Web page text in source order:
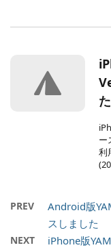
た
ー
利
PREV
Android版
スしました
NEXT
iPhone版